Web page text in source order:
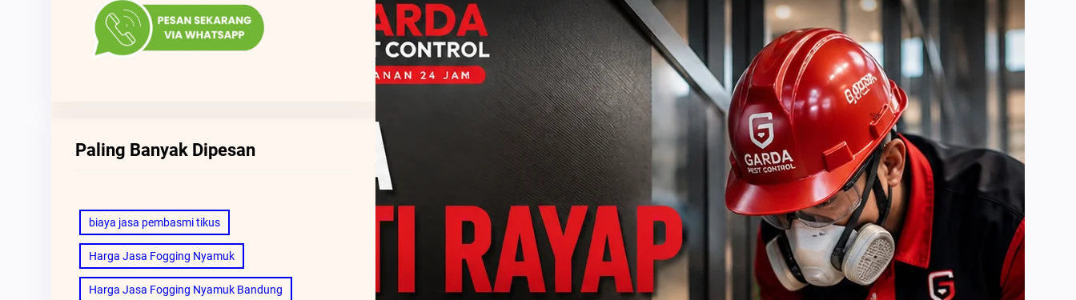
Paling Banyak Dipesan
biaya jasa pembasmi tikus
Harga Jasa Fogging Nyamuk
Harga Jasa Fogging Nyamuk Bandung